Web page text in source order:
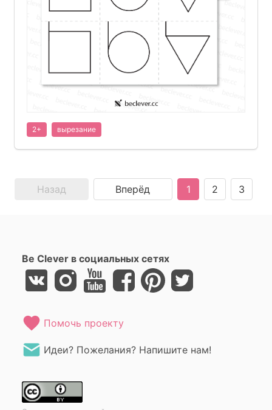
2+ вырезание
Назад Вперёд 1 2 3
Be Clever в социальных сетях
Помочь проекту
Идеи? Пожелания? Напишите нам!